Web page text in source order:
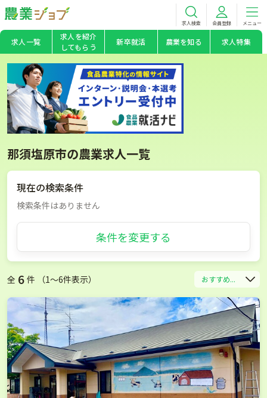
求人検索 会員登録 メニュー
求人一覧
求人を紹介
してもらう
新卒就活 農業を知る 求人特集
那須塩原市の農業求人一覧
現在の検索条件
検索条件はありません
条件を変更する
全 6 件 （1〜6件表示） おすすめ...